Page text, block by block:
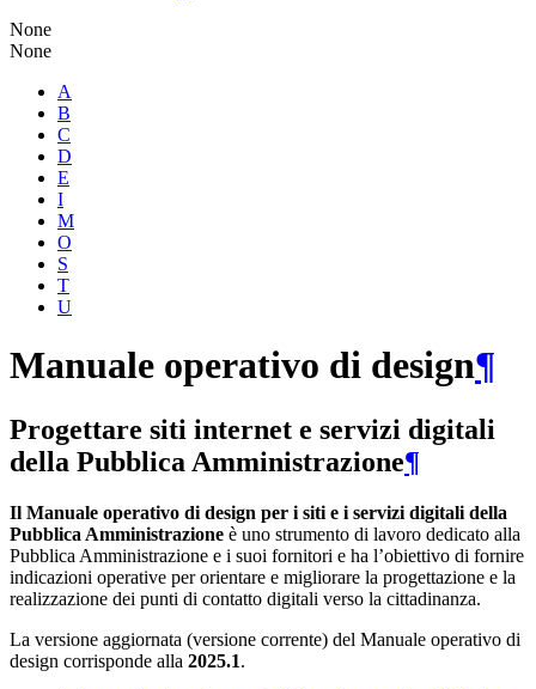
None
None
A
B
C
D
E
I
M
O
S
T
U
Manuale operativo di design¶
Progettare siti internet e servizi digitali
della Pubblica Amministrazione¶
Il Manuale operativo di design per i siti e i servizi digitali della
Pubblica Amministrazione è uno strumento di lavoro dedicato alla
Pubblica Amministrazione e i suoi fornitori e ha l’obiettivo di fornire
indicazioni operative per orientare e migliorare la progettazione e la
realizzazione dei punti di contatto digitali verso la cittadinanza.
La versione aggiornata (versione corrente) del Manuale operativo di
design corrisponde alla 2025.1.